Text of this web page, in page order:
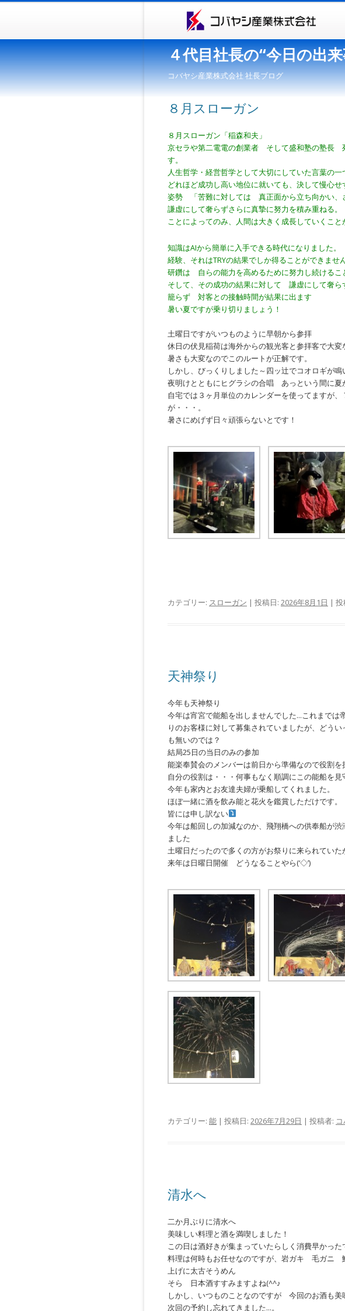
４代目社長の“今日の出
コバヤシ産業株式会社 社長ブログ
８月スローガン
８月スローガン「稲森和夫」
京セラや第二電電の創業者 そして盛和塾の塾長
す。
人生哲学・経営哲学として大切にしていた言葉の一
どれほど成功し高い地位に就いても、決して慢心
姿勢 「苦難に対しては 真正面から立ち向かい、
謙虚にして奢らずさらに真摯に努力を積み重ねる
ことによってのみ、人間は大きく成長していくこ
知識はAIから簡単に入手できる時代になりました。
経験、それはTRYの結果でしか得ることができません
研鑽は 自らの能力を高めるために努力し続けるこ
そして、その成功の結果に対して 謙虚にして奢ら
籠らず 対客との接触時間が結果に出ます
暑い夏ですが乗り切りましょう！
土曜日ですがいつものように早朝から参拝
休日の伏見稲荷は海外からの観光客と参拝客で大
暑さも大変なのでこのルートが正解です。
しかし、びっくりしました～四ッ辻でコオロギが
夜明けとともにヒグラシの合唱 あっという間に夏
自宅では３ヶ月単位のカレンダーを使ってますが
が・・・。
暑さにめげず日々頑張らないとです！
カテゴリー: スローガン | 投稿日: 2026年8月1日 | 投
天神祭り
今年も天神祭り
今年は宵宮で能船を出しませんでした…これまでは
りのお客様に対して募集されていましたが、どう
も無いのでは？
結局25日の当日のみの参加
能楽奉賛会のメンバーは前日から準備なので役割を
自分の役割は・・・何事もなく順調にこの能船を見
今年も家内とお友達夫婦が乗船してくれました。
ほぼ一緒に酒を飲み能と花火を鑑賞しただけです。
皆には申し訳ない
今年は船回しの加減なのか、飛翔橋への供奉船が
ました
土曜日だったので多くの方がお祭りに来られていた
来年は日曜日開催 どうなることやら(‘◇’)ゞ
カテゴリー: 能 | 投稿日: 2026年7月29日 | 投稿者:
清水へ
二か月ぶりに清水へ
美味しい料理と酒を満喫しました！
この日は酒好きが集まっていたらしく消費早かっ
料理は何時もお任せなのですが、岩ガキ 毛ガ
上げに太古そうめん
そら 日本酒すすみますよね(^^♪
しかし、いつものことなのですが 今回のお酒も美
次回の予約し忘れてきました…。